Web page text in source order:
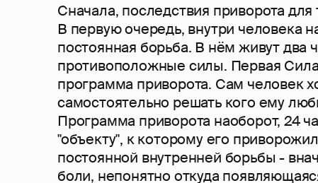
Сначала, последствия приворота
В первую очередь, внутри человека
постоянная борьба. В нём живут два
противоположные силы. Первая
программа приворота. Сам человек
самостоятельно решать кого ему
Программа приворота наоборот, 24
"объекту", к которому его
постоянной внутренней борьбы -
боли, непонятно откуда